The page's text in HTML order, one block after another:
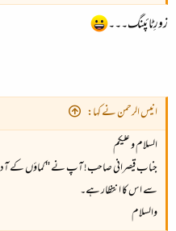
زورِٹائپنگ۔۔۔
انیس الرحمن نے کہا:
السلام و علیکم
جناب قیصرانی صاحب! آپ نے "کماؤں کے آدم
سے اس کا انتظار ہے۔
والسلام